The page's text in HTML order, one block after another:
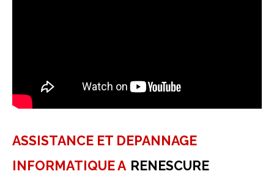
ASSISTANCE ET DEPANNAGE
INFORMATIQUE A RENESCURE